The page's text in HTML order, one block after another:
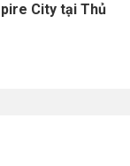
City tại Thủ